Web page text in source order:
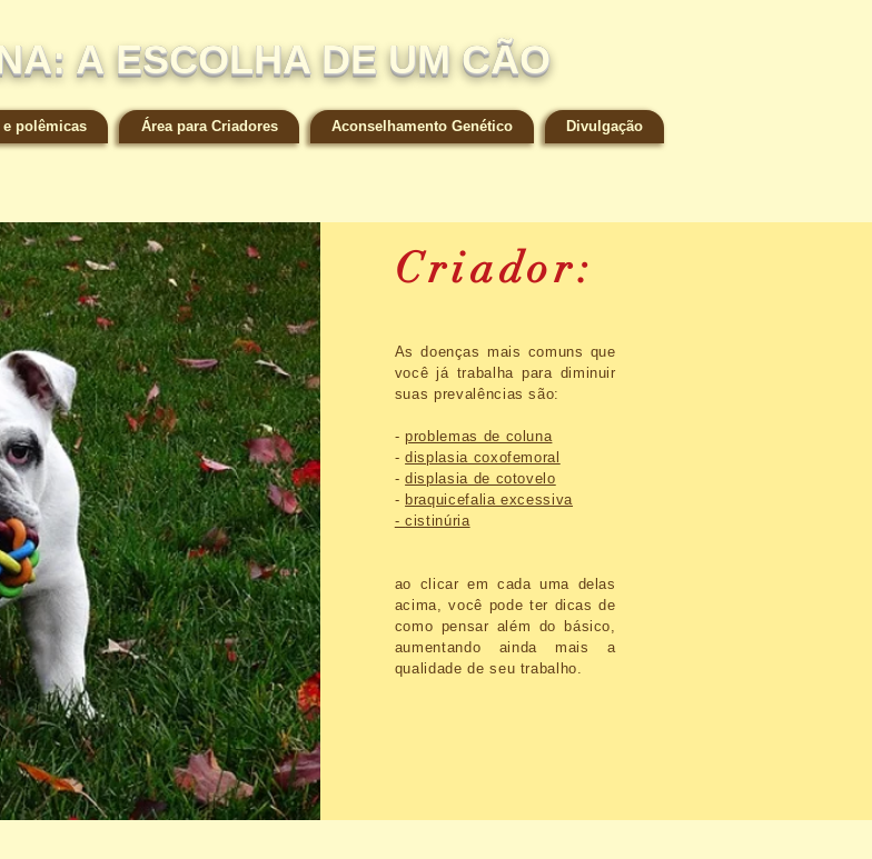
A ESCOLHA DE UM CÃO
e polêmicas Área para Criadores Aconselhamento Genético Divulgação
Criador:
As doenças mais comuns que
você já trabalha para diminuir
suas prevalências são:
-problemas de coluna
-displasia coxofemoral
-displasia de cotovelo
- braquicefalia excessiva
-cistinúria
ao clicar em cada uma delas
acima, você pode ter dicas de
como pensar além do básico,
aumentando ainda mais a
qualidade de seu trabalho.